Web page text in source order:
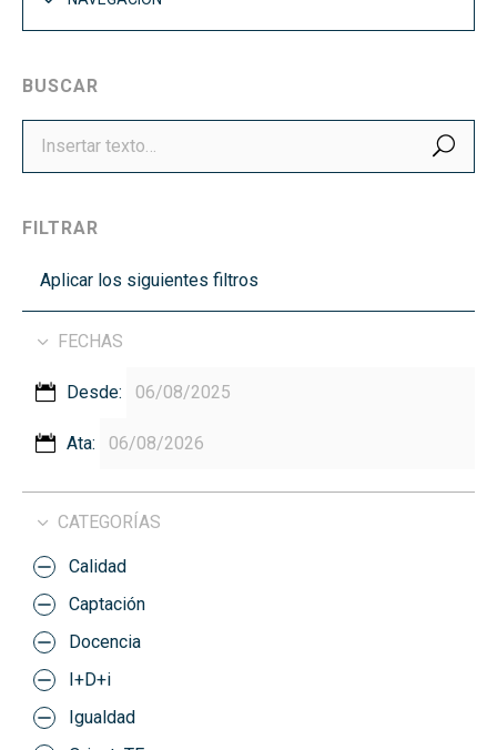
BUSCAR
FILTRAR
Aplicar los siguientes filtros
FECHAS
Desde:
Ata:
CATEGORÍAS
Calidad
Captación
Docencia
I+D+i
Igualdad